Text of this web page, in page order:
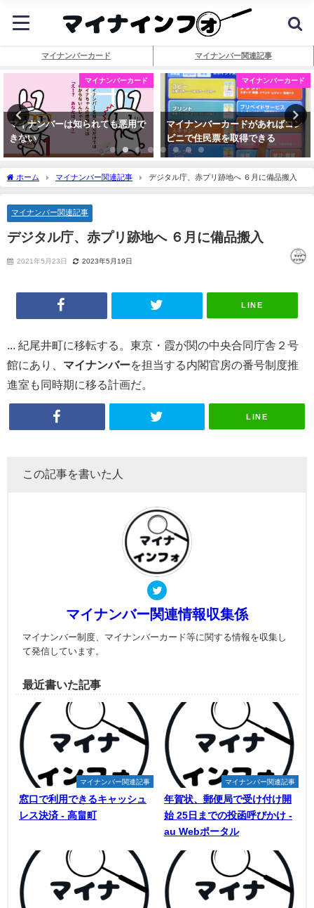
マイナンバーカード マイナンバー関連記事
マイナンバーカード
マイナンバーは知られても悪用で
きない
マイナンバーカード
マイナンバーカードがあればコン
ビニで住民票を取得できる
ホーム マイナンバー関連記事 デジタル庁、赤プリ跡地へ ６月に備品搬入
マイナンバー関連記事
デジタル庁、赤プリ跡地へ ６月に備品搬入
2021年5月23日 2023年5月19日
LINE
... 紀尾井町に移転する。東京・霞が関の中央合同庁舎２号
館にあり、 マイナンバーを担当する内閣官房の番号制度推
進室も同時期に移る計画だ。
LINE
この記事を書いた人
マイナンバー関連情報収集係
マイナンバー制度、マイナンバーカード等に関する情報を収集し
て発信しています。
最近書いた記事
マイナンバー関連記事
窓口で利用できるキャッシュ
レス決済 - 高畠町
マイナンバー関連記事
年賀状、郵便局で受け付け開
始 25日までの投函呼びかけ -
au Webポータル